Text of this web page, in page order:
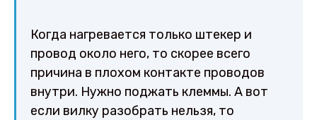
Когда нагревается только штекер и
провод около него, то скорее всего
причина в плохом контакте проводов
внутри. Нужно поджать клеммы. А вот
если вилку разобрать нельзя, то